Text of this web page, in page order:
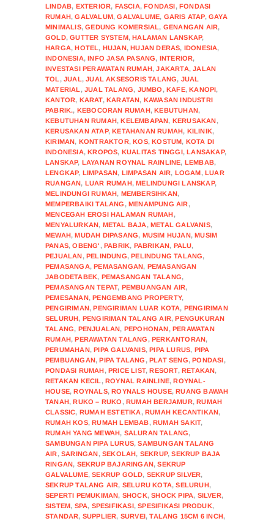
LINDAB, EXTERIOR, FASCIA,FONDASI,FONDASI
RUMAH,GALVALUM,GALVALUME, GARIS ATAP,GAYA
MINIMALIS,GEDUNG KOMERSIAL, GENANGAN AIR,
GOLD,GUTTER SYSTEM,HALAMAN LANSKAP,
HARGA,HOTEL, HUJAN,HUJAN DERAS, IDONESIA,
INDONESIA,INFO JASA PASANG, INTERIOR,
INVESTASI PERAWATAN RUMAH,JAKARTA,JALAN
TOL ,JUAL,JUAL AKSESORIS TALANG, JUAL
MATERIAL ,JUAL TALANG, JUMBO ,KAFE,KANOPI,
KANTOR, KARAT,KARATAN, KAWASAN INDUSTRI
PABRIK., KEBOCORAN RUMAH,KEBUTUHAN,
KEBUTUHAN RUMAH,KELEMBAPAN, KERUSAKAN,
KERUSAKAN ATAP,KETAHANAN RUMAH, KILINIK,
KIRIMAN, KONTRAKTOR,KOS,KOSTUM, KOTA DI
INDONESIA,KROPOS, KUALITAS TINGGI,LANSAKAP,
LANSKAP, LAYANAN ROYNAL RAINLINE, LEMBAB,
LENGKAP, LIMPASAN, LIMPASAN AIR, LOGAM,LUAR
RUANGAN, LUAR RUMAH,MELINDUNGI LANSKAP,
MELINDUNGI RUMAH, MEMBERSIHKAN,
MEMPERBAIKI TALANG ,MENAMPUNG AIR,
MENCEGAH EROSI HALAMAN RUMAH,
MENYALURKAN, METAL BAJA,METAL GALVANIS,
MEWAH,MUDAH DIPASANG, MUSIM HUJAN,MUSIM
PANAS,OBENG' ,PABRIK, PABRIKAN, PALU,
PEJUALAN,PELINDUNG,PELINDUNG TALANG,
PEMASANGA,PEMASANGAN, PEMASANGAN
JABODETABEK, PEMASANGAN TALANG,
PEMASANGAN TEPAT, PEMBUANGAN AIR,
PEMESANAN,PENGEMBANG PROPERTY,
PENGIRIMAN,PENGIRIMAN LUAR KOTA, PENGIRIMAN
SELURUH, PENGIRIMAN TALANG AIR,PENGUKURAN
TALANG, PENJUALAN, PEPOHONAN,PERAWATAN
RUMAH,PERAWATAN TALANG ,PERKANTORAN,
PERUMAHAN,PIPA GALVANIS,PIPA LURUS, PIPA
PEMBUANGAN,PIPA TALANG ,PLAT SENG,PONDASI,
PONDASI RUMAH,PRICE LIST,RESORT,RETAKAN,
RETAKAN KECIL ,ROYNAL RAINLINE,ROYNAL-
HOUSE,ROYNALS,ROYNALS HOUSE,RUANG BAWAH
TANAH,RUKO – RUKO ,RUMAH BERJAMUR,RUMAH
CLASSIC, RUMAH ESTETIKA,RUMAH KECANTIKAN,
RUMAH KOS,RUMAH LEMBAB,RUMAH SAKIT,
RUMAH YANG MEWAH, SALURAN TALANG,
SAMBUNGAN PIPA LURUS,SAMBUNGAN TALANG
AIR,SARINGAN,SEKOLAH, SEKRUP,SEKRUP BAJA
RINGAN, SEKRUP BAJARINGAN,SEKRUP
GALVALUME,SEKRUP GOLD, SEKRUP SILVER,
SEKRUP TALANG AIR, SELURU KOTA,SELURUH,
SEPERTI PEMUKIMAN, SHOCK,SHOCK PIPA, SILVER,
SISTEM, SPA, SPESIFIKASI,SPESIFIKASI PRODUK,
STANDAR, SUPPLIER, SURVEI,TALANG 15CM 6 INCH,